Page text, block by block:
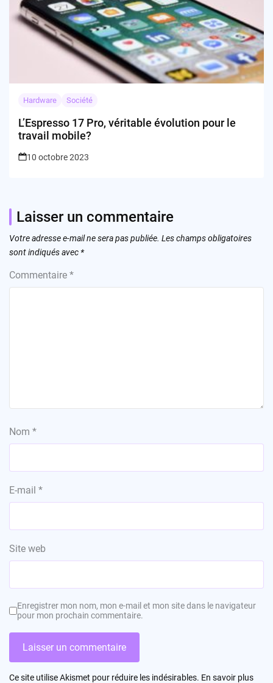
Hardware Société
L’Espresso 17 Pro, véritable évolution pour le
travail mobile?
10 octobre 2023
Laisser un commentaire
Votre adresse e-mail ne sera pas publiée. Les champs obligatoires
sont indiqués avec *
Commentaire *
Nom *
E-mail *
Site web
Enregistrer mon nom, mon e-mail et mon site dans le navigateur
pour mon prochain commentaire.
Ce site utilise Akismet pour réduire les indésirables. En savoir plus